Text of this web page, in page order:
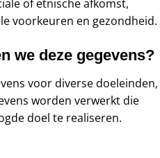
of etnische afkomst,
voorkeuren en gezondheid.
we deze gegevens?
voor diverse doeleinden,
worden verwerkt die
doel te realiseren.